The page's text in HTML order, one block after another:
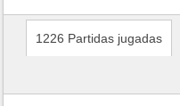
1226 Partidas jugadas